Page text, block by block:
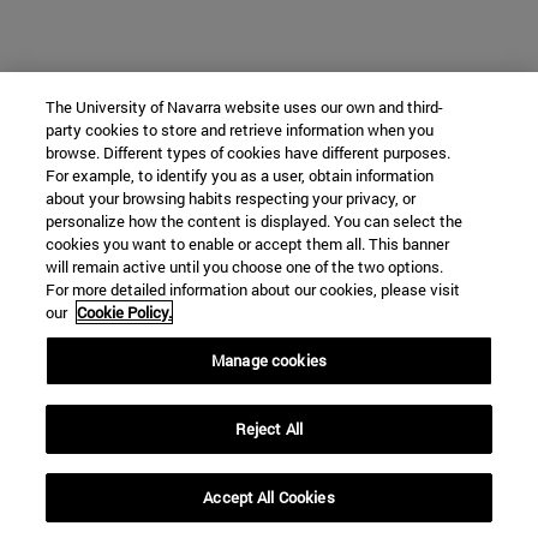
The University of Navarra website uses our own and third-
party cookies to store and retrieve information when you
browse. Different types of cookies have different purposes.
For example, to identify you as a user, obtain information
about your browsing habits respecting your privacy, or
personalize how the content is displayed. You can select the
cookies you want to enable or accept them all. This banner
will remain active until you choose one of the two options.
For more detailed information about our cookies, please visit
our Cookie Policy.
Manage cookies
Reject All
Accept All Cookies